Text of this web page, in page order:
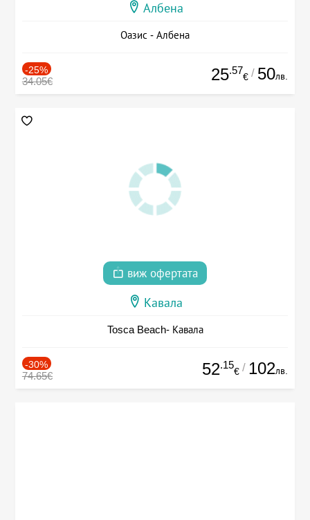
Албена
Оазис - Албена
-25%
34.05€ 25.57
€ / 50лв.
виж офертата
Кавала
Tosca Beach- Кавала
-30%
74.65€ 52.15
€ / 102лв.